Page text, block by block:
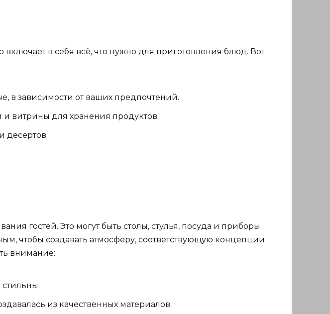
в себя всё, что нужно для приготовления блюд. Вот
в зависимости от ваших предпочтений.
витрины для хранения продуктов.
десертов.
гостей. Это могут быть столы, стулья, посуда и приборы.
чтобы создавать атмосферу, соответствующую концепции
внимание:
из качественных материалов.